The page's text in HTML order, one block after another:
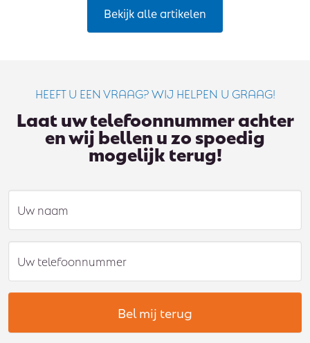
Bekijk alle artikelen
HEEFT U EEN VRAAG? WIJ HELPEN U GRAAG!
Laat uw telefoonnummer achter
en wij bellen u zo spoedig
mogelijk terug!
Uw naam
Uw telefoonnummer
Bel mij terug